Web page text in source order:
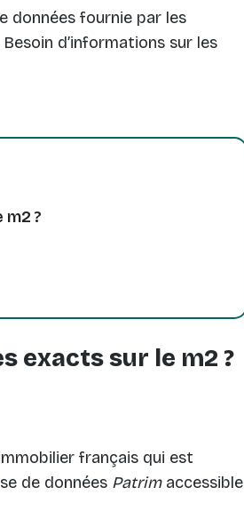
données fournie par les
d’informations sur les
?
exacts sur le m2 ?
français qui est
de données Patrim accessible